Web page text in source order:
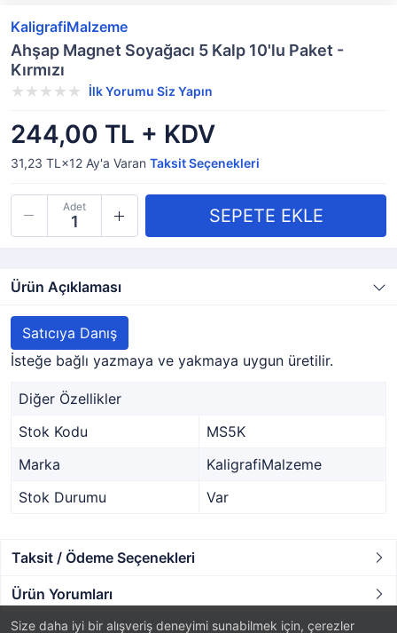
Size daha iyi bir alışveriş deneyimi sunabilmek için, çerezler
KaligrafiMalzeme
Ahşap Magnet Soyağacı 5 Kalp 10'lu Paket -
Kırmızı
İlk Yorumu Siz Yapın
244,00 TL + KDV
31,23 TL×12 Ay'a Varan Taksit Seçenekleri
Adet
Ürün Açıklaması
Satıcıya Danış
İsteğe bağlı yazmaya ve yakmaya uygun üretilir.
Diğer Özellikler
Stok Kodu
MS5K
Marka
KaligrafiMalzeme
Stok Durumu
Var
Taksit / Ödeme Seçenekleri
Ürün Yorumları